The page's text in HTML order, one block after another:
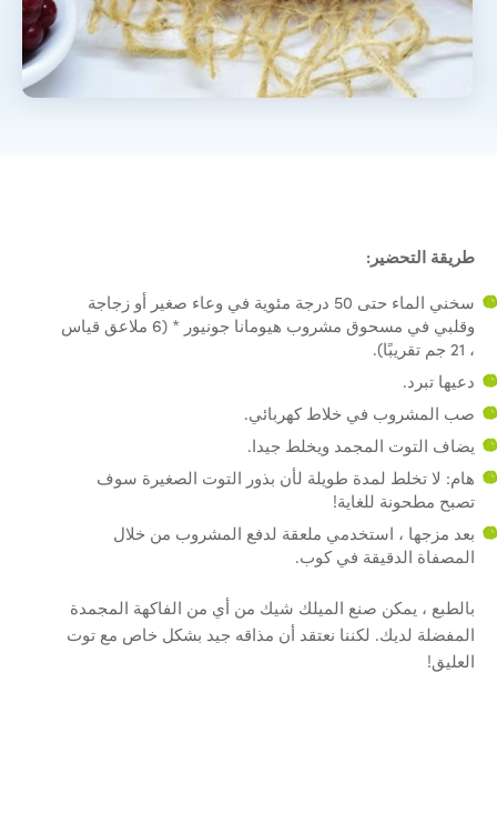
طريقة التحضير:
سخني الماء حتى 50 درجة مئوية في وعاء صغير أو زجاجة
وقلبي في مسحوق مشروب هيومانا جونيور * (6 ملاعق قياس
، 21 جم تقريبًا).
دعيها تبرد.
صب المشروب في خلاط كهربائي.
يضاف التوت المجمد ويخلط جيدا.
هام: لا تخلط لمدة طويلة لأن بذور التوت الصغيرة سوف
تصبح مطحونة للغاية!
بعد مزجها ، استخدمي ملعقة لدفع المشروب من خلال
المصفاة الدقيقة في كوب.
بالطبع ، يمكن صنع الميلك شيك من أي من الفاكهة المجمدة
المفضلة لديك. لكننا نعتقد أن مذاقه جيد بشكل خاص مع توت
العليق!